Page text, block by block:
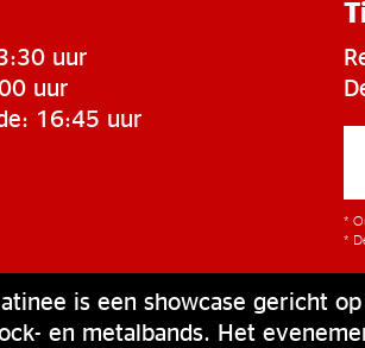
uur
uur
16:45 uur
*
*
is een showcase gericht
en metalbands. Het